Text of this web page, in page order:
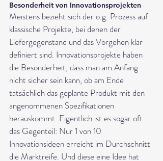
Besonderheit von Innovationsprojekten
Meistens bezieht sich der o.g. Prozess auf
klassische Projekte, bei denen der
Liefergegenstand und das Vorgehen klar
definiert sind. Innovationsprojekte haben
die Besonderheit, dass man am Anfang
nicht sicher sein kann, ob am Ende
tatsächlich das geplante Produkt mit den
angenommenen Spezifikationen
herauskommt. Eigentlich ist es sogar oft
das Gegenteil: Nur 1 von 10
Innovationsideen erreicht im Durchschnitt
die Marktreife. Und diese eine Idee hat